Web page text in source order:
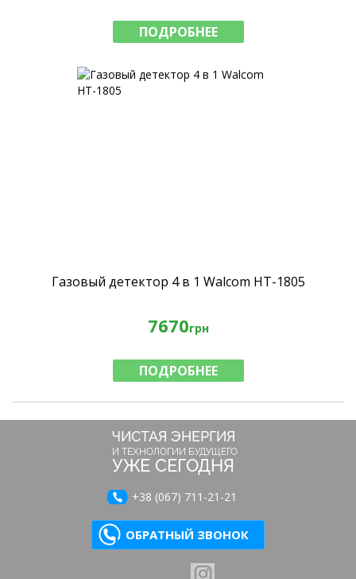
ПОДРОБНЕЕ
Газовый детектор 4 в 1 Walcom HT-1805
7670грн
ПОДРОБНЕЕ
ЧИСТАЯ ЭНЕРГИЯ
И ТЕХНОЛОГИИ БУДУЩЕГО
УЖЕ СЕГОДНЯ
+38 (067) 711-21-21
ОБРАТНЫЙ ЗВОНОК